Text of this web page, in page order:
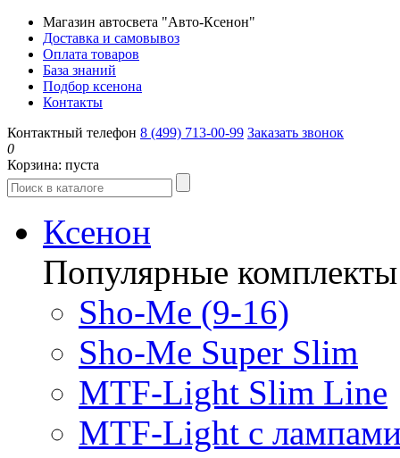
Магазин автосвета "Авто-Ксенон"
Доставка и самовывоз
Оплата товаров
База знаний
Подбор ксенона
Контакты
Контактный телефон 8 (499) 713-00-99 Заказать звонок
0
Корзина: пуста
Ксенон
Популярные комплекты
Sho-Me (9-16)
Sho-Me Super Slim
MTF-Light Slim Line
MTF-Light с